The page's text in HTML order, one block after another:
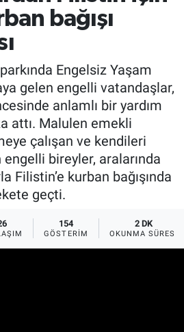
bağışı
Engelsiz Yaşam
gelen engelli vatandaşlar,
anlamlı bir yardım
attı. Malulen emekli
çalışan ve kendileri
bireyler, aralarında
Filistin’e kurban bağışında
geçti.
154
GÖSTERIM
2 DK
OKUNMA SÜRESI